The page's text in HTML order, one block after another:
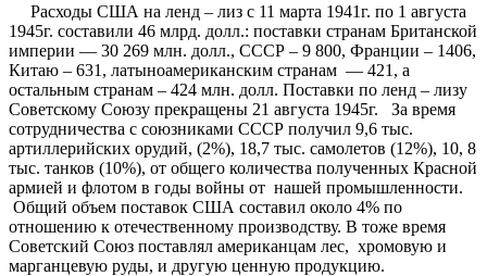
Расходы США на ленд – лиз с 11 марта 1941г. по 1 августа
1945г. составили 46 млрд. долл.: поставки странам Британской
империи — 30 269 млн. долл., СССР – 9 800, Франции – 1406,
Китаю – 631, латыноамериканским странам — 421, а
остальным странам – 424 млн. долл. Поставки по ленд – лизу
Советскому Союзу прекращены 21 августа 1945г. За время
сотрудничества с союзниками СССР получил 9,6 тыс.
артиллерийских орудий, (2%), 18,7 тыс. самолетов (12%), 10, 8
тыс. танков (10%), от общего количества полученных Красной
армией и флотом в годы войны от нашей промышленности.
Общий объем поставок США составил около 4% по
отношению к отечественному производству. В тоже время
Советский Союз поставлял американцам лес, хромовую и
марганцевую руды, и другую ценную продукцию.